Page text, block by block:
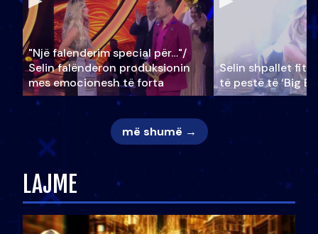
"Një falenderim special për…"/
Selin falënderon produksionin
mes emocionesh të forta
Selin shpallet
të pestë të ‘Big
më shumë →
LAJME